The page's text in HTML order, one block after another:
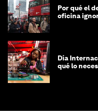
Por qué el
oficina
Día
qué lo